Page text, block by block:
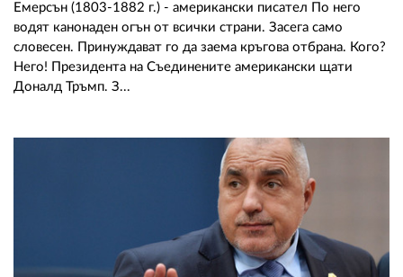
Емерсън (1803-1882 г.) - американски писател По него
водят канонаден огън от всички страни. Засега само
словесен. Принуждават го да заема кръгова отбрана. Кого?
Него! Президента на Съединените американски щати
Доналд Тръмп. З...